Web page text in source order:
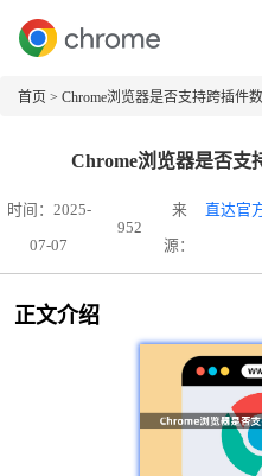
首页 > Chrome浏览器是否支持跨插件
Chrome浏览器是否支
时间：2025-
07-07
952
来
源：
直达官
正文介绍